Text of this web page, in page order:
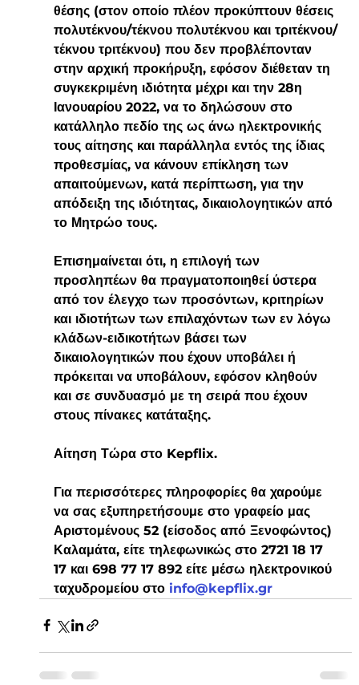
θέσης (στον οποίο πλέον προκύπτουν θέσεις
πολυτέκνου/τέκνου πολυτέκνου και τριτέκνου/
τέκνου τριτέκνου) που δεν προβλέπονταν
στην αρχική προκήρυξη, εφόσον διέθεταν τη
συγκεκριμένη ιδιότητα μέχρι και την 28η
Ιανουαρίου 2022, να το δηλώσουν στο
κατάλληλο πεδίο της ως άνω ηλεκτρονικής
τους αίτησης και παράλληλα εντός της ίδιας
προθεσμίας, να κάνουν επίκληση των
απαιτούμενων, κατά περίπτωση, για την
απόδειξη της ιδιότητας, δικαιολογητικών από
το Μητρώο τους.
Επισημαίνεται ότι, η επιλογή των
προσληπέων θα πραγματοποιηθεί ύστερα
από τον έλεγχο των προσόντων, κριτηρίων
και ιδιοτήτων των επιλαχόντων των εν λόγω
κλάδων-ειδικοτήτων βάσει των
δικαιολογητικών που έχουν υποβάλει ή
πρόκειται να υποβάλουν, εφόσον κληθούν
και σε συνδυασμό με τη σειρά που έχουν
στους πίνακες κατάταξης.
Αίτηση Τώρα στο Kepflix.
Για περισσότερες πληροφορίες θα χαρούμε
να σας εξυπηρετήσουμε στο γραφείο μας
Αριστομένους 52 (είσοδος από Ξενοφώντος)
Καλαμάτα, είτε τηλεφωνικώς στο 2721 18 17
17 και 698 77 17 892 είτε μέσω ηλεκτρονικού
ταχυδρομείου στο info@kepflix.gr